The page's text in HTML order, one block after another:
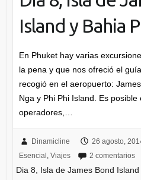
Island y Bahia
En Phuket hay varias
la pena y que nos ofreció el
recogió en el aeropuerto:
Nga y Phi Phi Island. Es
operadores,…
Dinamicline 26 agosto,
Esencial Viajes 2 comentarios
Dia 8, Isla de James Bond